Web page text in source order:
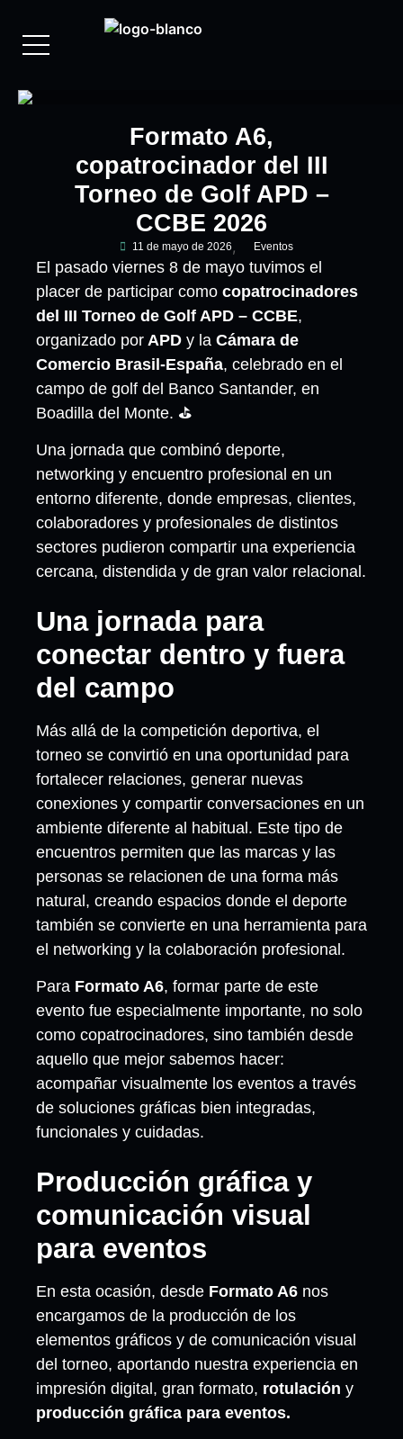
Formato A6,
copatrocinador del III
Torneo de Golf APD –
CCBE 2026
11 de mayo de 2026 Eventos
El pasado viernes 8 de mayo tuvimos el
placer de participar como copatrocinadores
del III Torneo de Golf APD – CCBE,
organizado por APD y la Cámara de
Comercio Brasil-España, celebrado en el
campo de golf del Banco Santander, en
Boadilla del Monte. ⛳
Una jornada que combinó deporte,
networking y encuentro profesional en un
entorno diferente, donde empresas, clientes,
colaboradores y profesionales de distintos
sectores pudieron compartir una experiencia
cercana, distendida y de gran valor relacional.
Una jornada para
conectar dentro y fuera
del campo
Más allá de la competición deportiva, el
torneo se convirtió en una oportunidad para
fortalecer relaciones, generar nuevas
conexiones y compartir conversaciones en un
ambiente diferente al habitual. Este tipo de
encuentros permiten que las marcas y las
personas se relacionen de una forma más
natural, creando espacios donde el deporte
también se convierte en una herramienta para
el networking y la colaboración profesional.
Para Formato A6, formar parte de este
evento fue especialmente importante, no solo
como copatrocinadores, sino también desde
aquello que mejor sabemos hacer:
acompañar visualmente los eventos a través
de soluciones gráficas bien integradas,
funcionales y cuidadas.
Producción gráfica y
comunicación visual
para eventos
En esta ocasión, desde Formato A6 nos
encargamos de la producción de los
elementos gráficos y de comunicación visual
del torneo, aportando nuestra experiencia en
impresión digital, gran formato, rotulación y
producción gráfica para eventos.